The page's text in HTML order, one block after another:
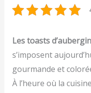
Les toasts
s’imposent
gourmande et
À l’heure où la